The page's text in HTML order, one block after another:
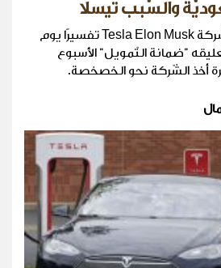
والسّبب تيسلا
قدّم المدير التّنفيذيّ لشركة Tesla Elon Musk تفسيرًا يوم
"ضمانة التّمويل" الأسبوع
أخذ الشّركة نحو الخصخصة.